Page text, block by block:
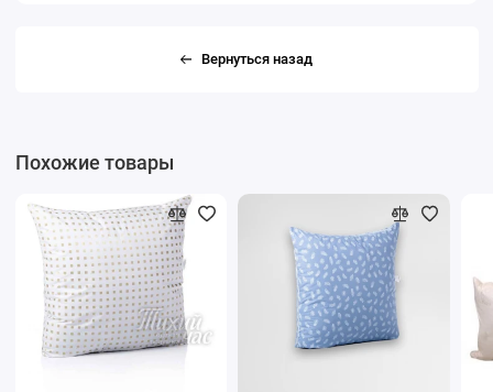
Вернуться назад
Похожие товары